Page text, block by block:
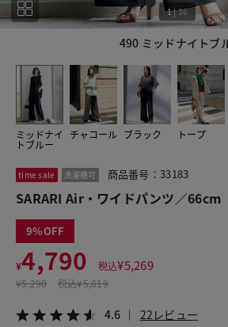
490 ミッドナイトブ
1|36
ミッドナイ
トブルー
チャコール ブラック トープ
36
time sale 洗濯機可 商品番号：33183
SARARI Air・ワイドパンツ／66cm
9
¥4,790 税込¥5,269
¥5,290 税込¥5,819
4.6 22レビュー
この商品をシェアする
SARARI Air・ワイドパンツ／